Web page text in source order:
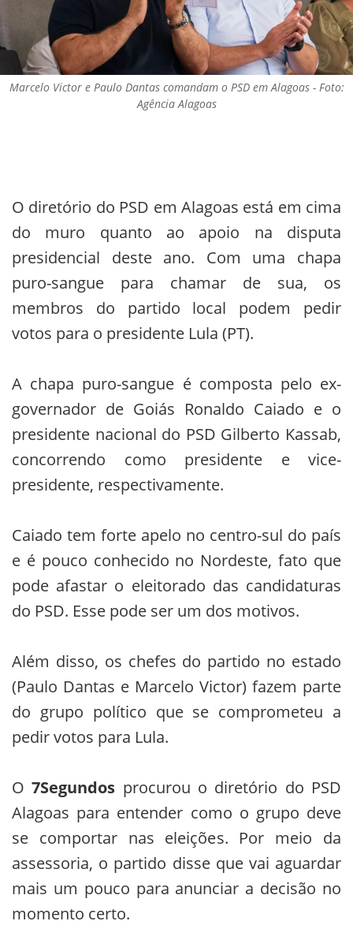
Marcelo Victor e Paulo Dantas comandam o PSD em Alagoas - Foto:
Agência Alagoas
O diretório do PSD em Alagoas está em cima
do muro quanto ao apoio na disputa
presidencial deste ano. Com uma chapa
puro-sangue para chamar de sua, os
membros do partido local podem pedir
votos para o presidente Lula (PT).
A chapa puro-sangue é composta pelo ex-
governador de Goiás Ronaldo Caiado e o
presidente nacional do PSD Gilberto Kassab,
concorrendo como presidente e vice-
presidente, respectivamente.
Caiado tem forte apelo no centro-sul do país
e é pouco conhecido no Nordeste, fato que
pode afastar o eleitorado das candidaturas
do PSD. Esse pode ser um dos motivos.
Além disso, os chefes do partido no estado
(Paulo Dantas e Marcelo Victor) fazem parte
do grupo político que se comprometeu a
pedir votos para Lula.
O7Segundos procurou o diretório do PSD
Alagoas para entender como o grupo deve
se comportar nas eleições. Por meio da
assessoria, o partido disse que vai aguardar
mais um pouco para anunciar a decisão no
momento certo.